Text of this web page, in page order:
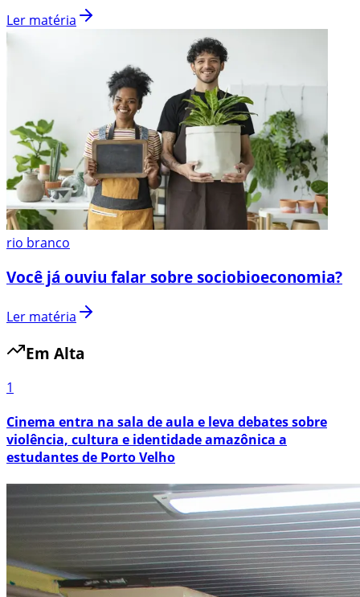
Ler matéria
rio branco
Você já ouviu falar sobre sociobioeconomia?
Ler matéria
Em Alta
1
Cinema entra na sala de aula e leva debates sobre
violência, cultura e identidade amazônica a
estudantes de Porto Velho